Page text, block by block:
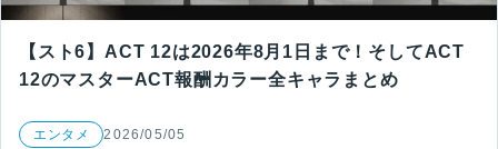
【スト6】ACT 12は2026年8月1日まで！そしてACT
12のマスターACT報酬カラー全キャラまとめ
エンタメ 2026/05/05